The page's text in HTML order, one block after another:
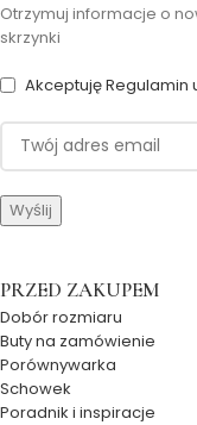
Otrzymuj informacje o
skrzynki
Akceptuję Regulamin
PRZED ZAKUPEM
Dobór rozmiaru
Buty na zamówienie
Porównywarka
Schowek
Poradnik i inspiracje